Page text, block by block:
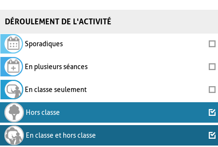
DÉROULEMENT DE L'ACTIVITÉ
Sporadiques
En plusieurs séances
En classe seulement
Hors classe
En classe et hors classe